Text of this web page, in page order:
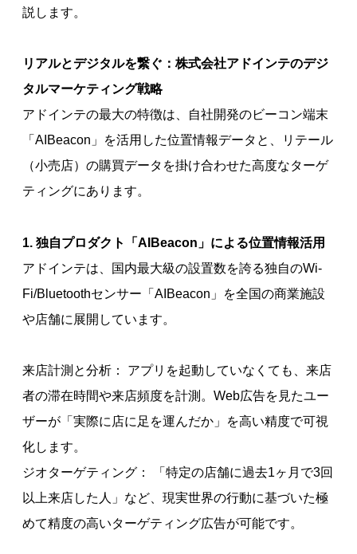
説します。
リアルとデジタルを繋ぐ：株式会社アドインテのデジ
タルマーケティング戦略
アドインテの最大の特徴は、自社開発のビーコン端末
「AIBeacon」を活用した位置情報データと、リテール
（小売店）の購買データを掛け合わせた高度なターゲ
ティングにあります。
1. 独自プロダクト「AIBeacon」による位置情報活用
アドインテは、国内最大級の設置数を誇る独自のWi-
Fi/Bluetoothセンサー「AIBeacon」を全国の商業施設
や店舗に展開しています。
来店計測と分析： アプリを起動していなくても、来店
者の滞在時間や来店頻度を計測。Web広告を見たユー
ザーが「実際に店に足を運んだか」を高い精度で可視
化します。
ジオターゲティング： 「特定の店舗に過去1ヶ月で3回
以上来店した人」など、現実世界の行動に基づいた極
めて精度の高いターゲティング広告が可能です。